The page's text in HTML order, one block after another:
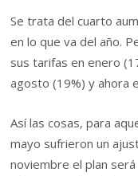
Se trata del cuarto
en lo que va del año.
sus tarifas en enero
agosto (19%) y ahora
Así las cosas, para
mayo sufrieron un
noviembre el plan